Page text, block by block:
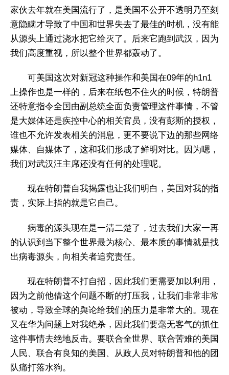
家伙去年就在美国流行了，是美国不公开不透明乃至刻
意隐瞒才导致了中国和世界失去了最佳的时机，没有能
从源头上通过浇水把它给灭了。后来它跑到武汉，因为
我们高度重视，所以整个世界都轰动了。
可美国这次对新冠这种操作和美国在09年的h1n1
上操作也是一样的，后来在纸包不住火的时候，特朗普
还特意指令全国由副总统全面负责管理这件事情，不管
是大媒体还是疾控中心的相关官员，没有彭斯的授权，
谁也不允许发表相关的消息，更不要说下边的那些网络
媒体、自媒体了，这和我们形成了鲜明对比。因为嗯，
我们对武汉汪主席还没有任何的处理呢。
现在特朗普自我揭露也让我们明白，美国对我的指
责，实际上指的就是它自己。
病毒的源头现在是一清二楚了，过去我们大家一再
的认识到当下整个世界最为核心、最本质的事情就是找
出病毒源头，向相关者追究责任。
现在特朗普不打自招，因此我们更需要加以利用，
因为之前他借这个问题不断的打压我，让我们非常非常
被动，导致全球的舆论给我们的压力是非常大的。现在
又在华为问题上对我绝杀，因此我们要毫无客气的抓住
这件事情去绝地反击。要联合全世界、联合苦难的美国
人民、联合有良知的美国、从政人员对特朗普和他的团
队痛打落水狗。